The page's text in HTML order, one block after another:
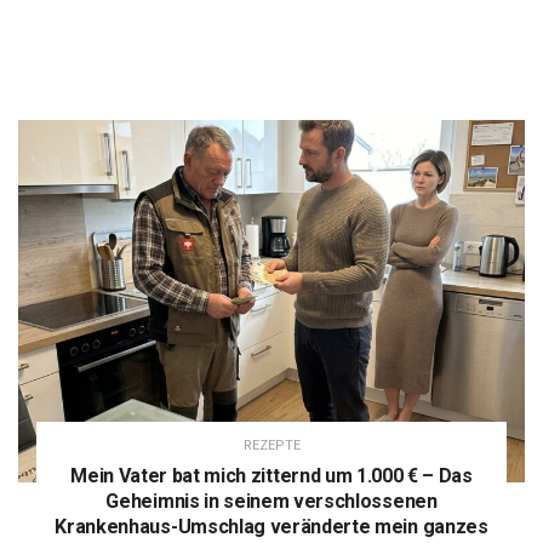
REZEPTE
Mein Vater bat mich zitternd um 1.000 € – Das
Geheimnis in seinem verschlossenen
Krankenhaus-Umschlag veränderte mein ganzes